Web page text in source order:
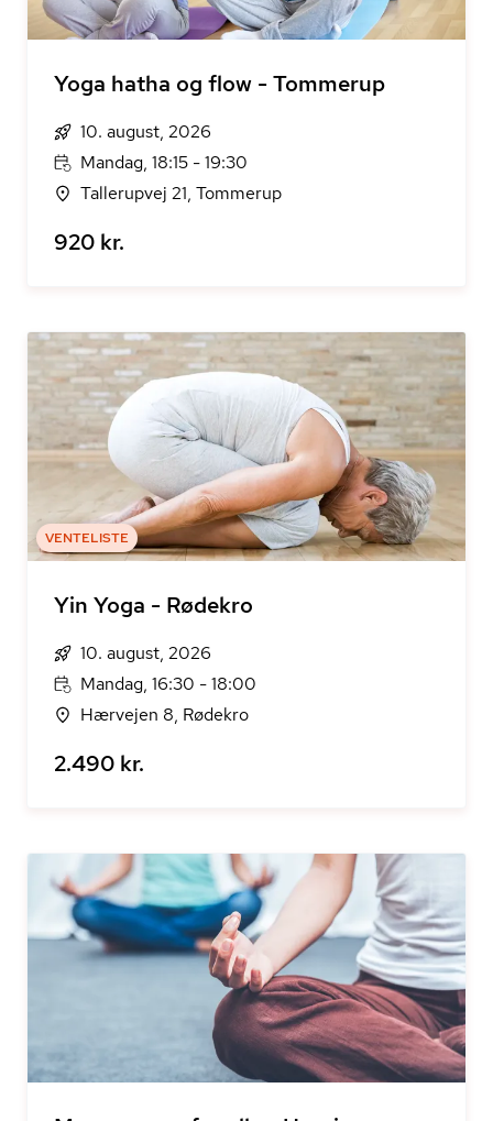
Yoga hatha og flow - Tommerup
10. august, 2026
Mandag, 18:15 - 19:30
Tallerupvej 21, Tommerup
920 kr.
VENTELISTE
Yin Yoga - Rødekro
10. august, 2026
Mandag, 16:30 - 18:00
Hærvejen 8, Rødekro
2.490 kr.